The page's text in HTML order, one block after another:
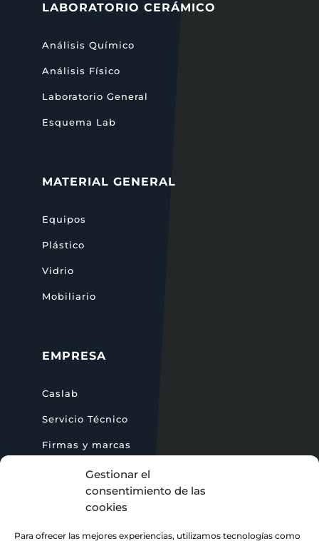
Gestionar el
consentimiento de las
cookies
Para ofrecer las mejores experiencias, utilizamos tecnologías como
LABORATORIO CERÁMICO
Análisis Químico
Análisis Físico
Laboratorio General
Esquema Lab
MATERIAL GENERAL
Equipos
Plástico
Vidrio
Mobiliario
EMPRESA
Caslab
Servicio Técnico
Firmas y marcas
CONTACTO